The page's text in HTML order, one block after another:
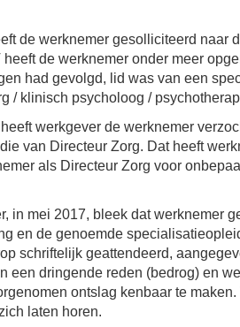
de werknemer gesolliciteerd naar
de werknemer onder meer
had gevolgd, lid was van een
/ klinisch psycholoog /
werkgever de werknemer
van Directeur Zorg. Dat heeft
als Directeur Zorg voor
in mei 2017, bleek dat werknemer
en de genoemde
schriftelijk geattendeerd,
een dringende reden (bedrog) en
ontslag kenbaar te
laten horen.